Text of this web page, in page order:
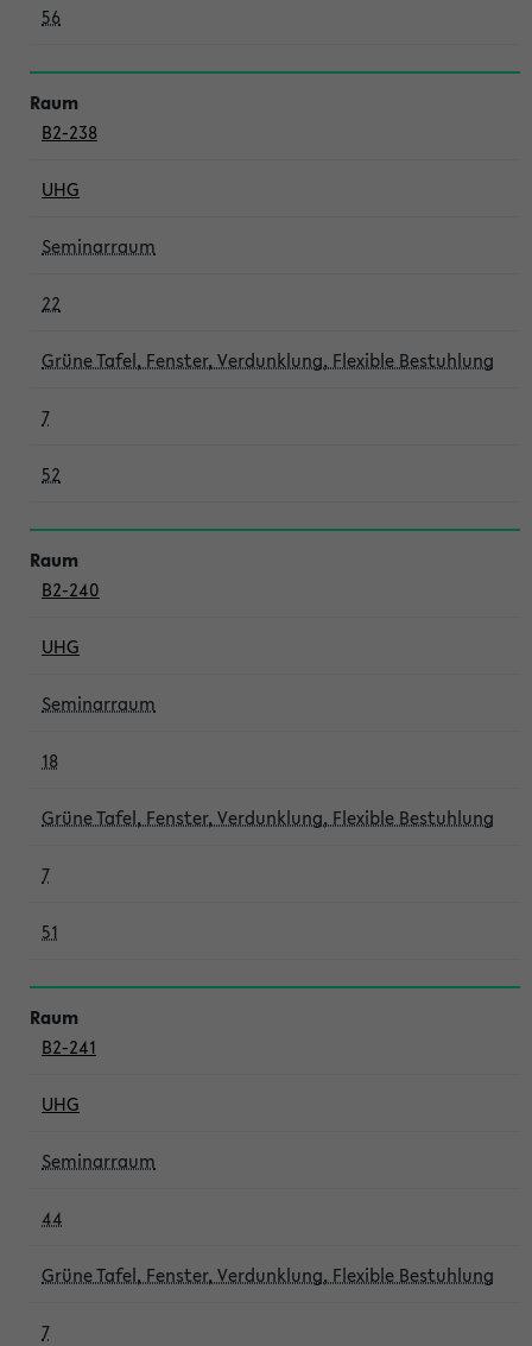
56
B2-238
UHG
Seminarraum
22
Grüne Tafel, Fenster, Verdunklung, Flexible Bestuhlung
7
52
B2-240
UHG
Seminarraum
18
Grüne Tafel, Fenster, Verdunklung, Flexible Bestuhlung
7
51
B2-241
UHG
Seminarraum
44
Grüne Tafel, Fenster, Verdunklung, Flexible Bestuhlung
7